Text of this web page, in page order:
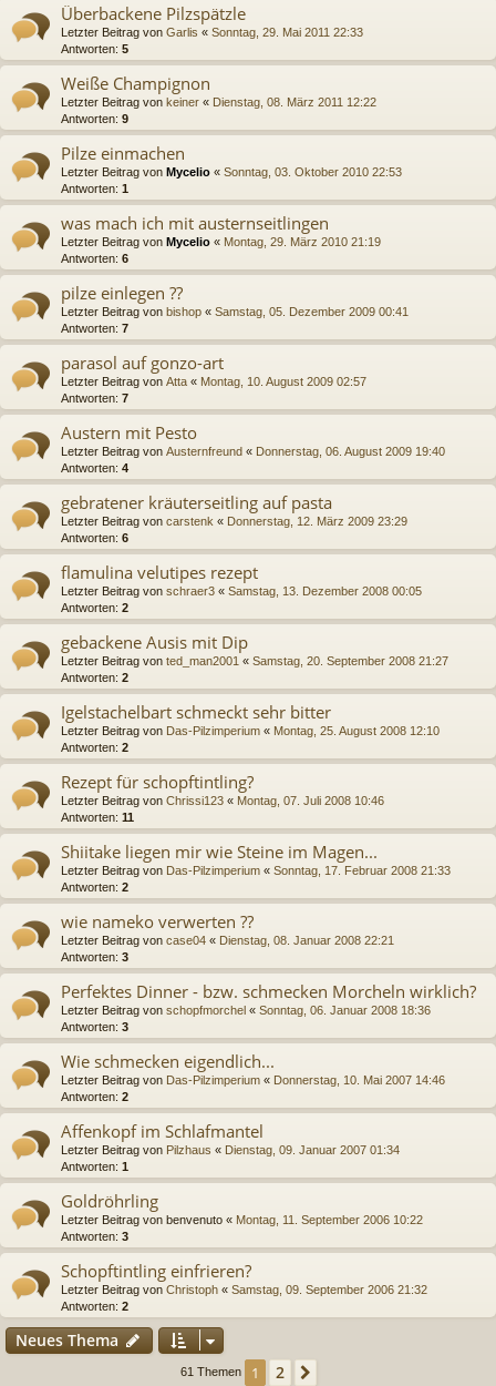
Überbackene Pilzspätzle
Letzter Beitrag von Garlis « Sonntag, 29. Mai 2011 22:33
Antworten: 5
Weiße Champignon
Letzter Beitrag von keiner « Dienstag, 08. März 2011 12:22
Antworten: 9
Pilze einmachen
Letzter Beitrag von Mycelio « Sonntag, 03. Oktober 2010 22:53
Antworten: 1
was mach ich mit austernseitlingen
Letzter Beitrag von Mycelio « Montag, 29. März 2010 21:19
Antworten: 6
pilze einlegen ??
Letzter Beitrag von bishop « Samstag, 05. Dezember 2009 00:41
Antworten: 7
parasol auf gonzo-art
Letzter Beitrag von Atta « Montag, 10. August 2009 02:57
Antworten: 7
Austern mit Pesto
Letzter Beitrag von Austernfreund « Donnerstag, 06. August 2009 19:40
Antworten: 4
gebratener kräuterseitling auf pasta
Letzter Beitrag von carstenk « Donnerstag, 12. März 2009 23:29
Antworten: 6
flamulina velutipes rezept
Letzter Beitrag von schraer3 « Samstag, 13. Dezember 2008 00:05
Antworten: 2
gebackene Ausis mit Dip
Letzter Beitrag von ted_man2001 « Samstag, 20. September 2008 21:27
Antworten: 2
Igelstachelbart schmeckt sehr bitter
Letzter Beitrag von Das-Pilzimperium « Montag, 25. August 2008 12:10
Antworten: 2
Rezept für schopftintling?
Letzter Beitrag von Chrissi123 « Montag, 07. Juli 2008 10:46
Antworten: 11
Shiitake liegen mir wie Steine im Magen...
Letzter Beitrag von Das-Pilzimperium « Sonntag, 17. Februar 2008 21:33
Antworten: 2
wie nameko verwerten ??
Letzter Beitrag von case04 « Dienstag, 08. Januar 2008 22:21
Antworten: 3
Perfektes Dinner - bzw. schmecken Morcheln wirklich?
Letzter Beitrag von schopfmorchel « Sonntag, 06. Januar 2008 18:36
Antworten: 3
Wie schmecken eigendlich...
Letzter Beitrag von Das-Pilzimperium « Donnerstag, 10. Mai 2007 14:46
Antworten: 2
Affenkopf im Schlafmantel
Letzter Beitrag von Pilzhaus « Dienstag, 09. Januar 2007 01:34
Antworten: 1
Goldröhrling
Letzter Beitrag von benvenuto « Montag, 11. September 2006 10:22
Antworten: 3
Schopftintling einfrieren?
Letzter Beitrag von Christoph « Samstag, 09. September 2006 21:32
Antworten: 2
Neues Thema
61 Themen 1 2